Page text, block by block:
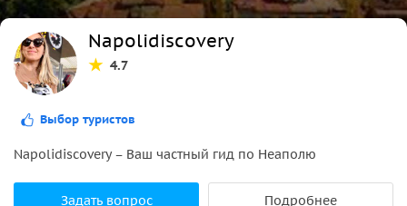
Napolidiscovery
4.7
Выбор туристов
Napolidiscovery – Ваш частный гид по Неаполю
Задать вопрос Подробнее